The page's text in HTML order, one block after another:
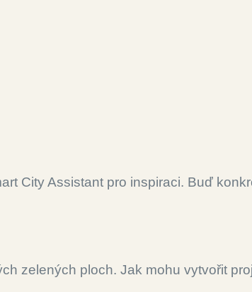
City Assistant pro inspiraci. Buď
zelených ploch. Jak mohu vytvořit